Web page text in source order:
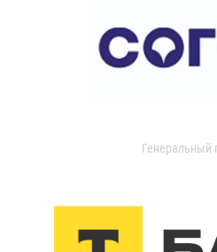
Генеральный